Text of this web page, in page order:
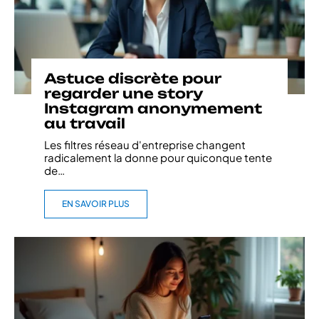
Astuce discrète pour
regarder une story
Instagram anonymement
au travail
Les filtres réseau d'entreprise changent
radicalement la donne pour quiconque tente
de…
EN SAVOIR PLUS